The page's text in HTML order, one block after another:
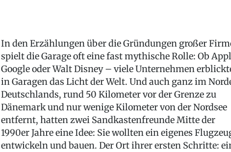
In den Erzählungen über die Gründungen großer
spielt die Garage oft eine fast mythische Rolle: Ob
Google oder Walt Disney – viele Unternehmen
in Garagen das Licht der Welt. Und auch ganz im
Deutschlands, rund 50 Kilometer vor der Grenze zu
Dänemark und nur wenige Kilometer von der Nordsee
entfernt, hatten zwei Sandkastenfreunde Mitte der
1990er Jahre eine Idee: Sie wollten ein eigenes
entwickeln und bauen. Der Ort ihrer ersten Schritte: